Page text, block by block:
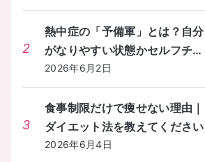
2
熱中症の「予備軍」とは？自分
がなりやすい状態かセルフチェ
ックする方法を教えてくださ
い。
2026年6月2日
3
食事制限だけで痩せない理由｜
ダイエット法を教えてください
2026年6月4日